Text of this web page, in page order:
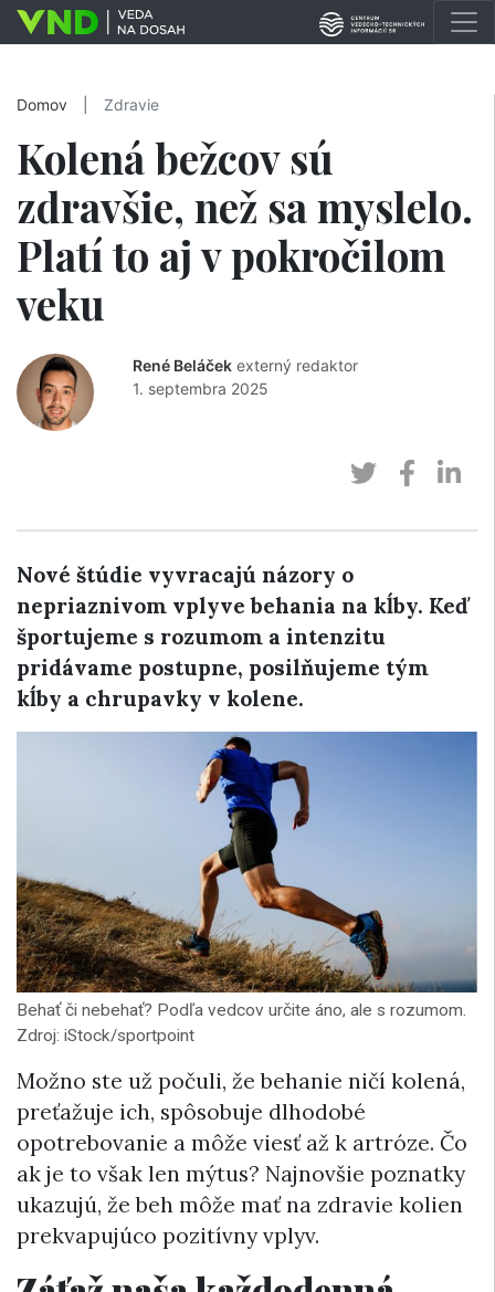
Domov Zdravie
Kolená bežcov sú
zdravšie, než sa myslelo.
Platí to aj v pokročilom
veku
René Beláček externý redaktor
1. septembra 2025
Nové štúdie vyvracajú názory o
nepriaznivom vplyve behania na kĺby. Keď
športujeme s rozumom a intenzitu
pridávame postupne, posilňujeme tým
kĺby a chrupavky v kolene.
Behať či nebehať? Podľa vedcov určite áno, ale s rozumom.
Zdroj: iStock/sportpoint
Možno ste už počuli, že behanie ničí kolená,
preťažuje ich, spôsobuje dlhodobé
opotrebovanie a môže viesť až k artróze. Čo
ak je to však len mýtus? Najnovšie poznatky
ukazujú, že beh môže mať na zdravie kolien
prekvapujúco pozitívny vplyv.